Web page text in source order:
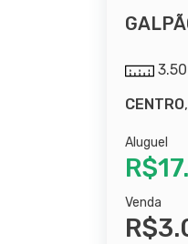
CENTRO
Aluguel
Venda